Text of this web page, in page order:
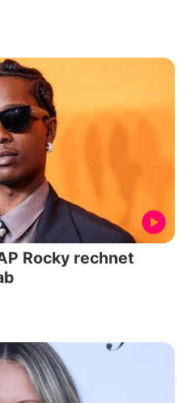
Rocky rechnet